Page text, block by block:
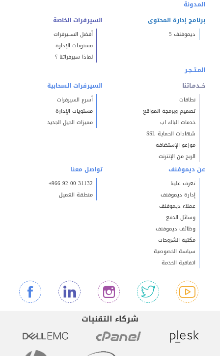
المدونة
برنامج إدارة المحتوى
ديموفنف 5
السيرفرات الخاصة
أفضل الســيرفرات
مستويات الإدارة
لماذا سيرفراتنا ؟
المـتــجـر
خــدمـاتنا
نطاقات
تصميم وبرمجة المواقع
خدمات الباك اب
شهادات الحماية SSL
موزعو الإستضافة
الربح من الإنترنت
السيرفرات السحابية
أسرع السيرفرات
مستويات الإدارة
مميزات الجيل الجديد
عن ديموفنف
تعرف علينا
إدارة ديموفنف
عملاء ديموفنف
وسائل الدفع
وظائف ديموفنف
مكتبة الشروحات
سياسة الخصوصية
اتفاقية الخدمة
تواصل معنا
+966 92 00 31132
منطقة العميل
شركاء التقنيات